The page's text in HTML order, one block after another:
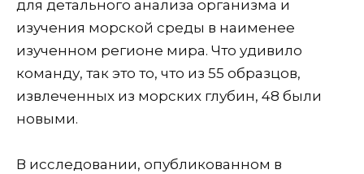
для детального анализа организма и
изучения морской среды в наименее
изученном регионе мира. Что удивило
команду, так это то, что из 55 образцов,
извлеченных из морских глубин, 48 были
новыми.
В исследовании, опубликованном в